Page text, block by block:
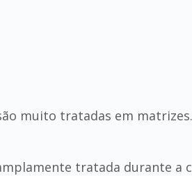
muito tratadas em
tratada durante a